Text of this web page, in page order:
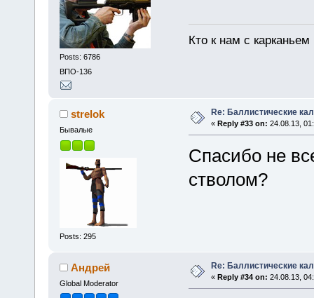
Posts: 6786
ВПО-136
Кто к нам с
strelok
Бывалые
Posts: 295
Re: Баллистические
« Reply #33 on: 24.08.13,
Спасибо не
стволом?
Андрей
Global Moderator
Re: Баллистические
« Reply #34 on: 24.08.13,